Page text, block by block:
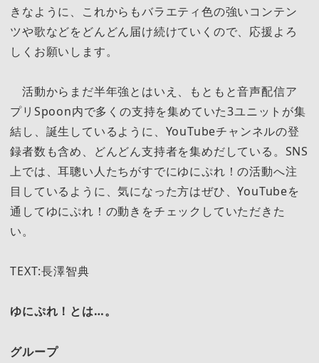
きなように、これからもバラエティ色の強いコンテン
ツや歌などをどんどん届け続けていくので、応援よろ
しくお願いします。
活動からまだ半年強とはいえ、もともと音声配信ア
プリSpoon内で多くの支持を集めていた3ユニットが集
結し、誕生しているように、YouTubeチャンネルの登
録者数も含め、どんどん支持者を集めだしている。SNS
上では、耳聰い人たちがすでにゆにぷれ！の活動へ注
目しているように、気になった方はぜひ、YouTubeを
通してゆにぷれ！の動きをチェックしていただきた
い。
TEXT:長澤智典
ゆにぷれ！とは…。
グループ